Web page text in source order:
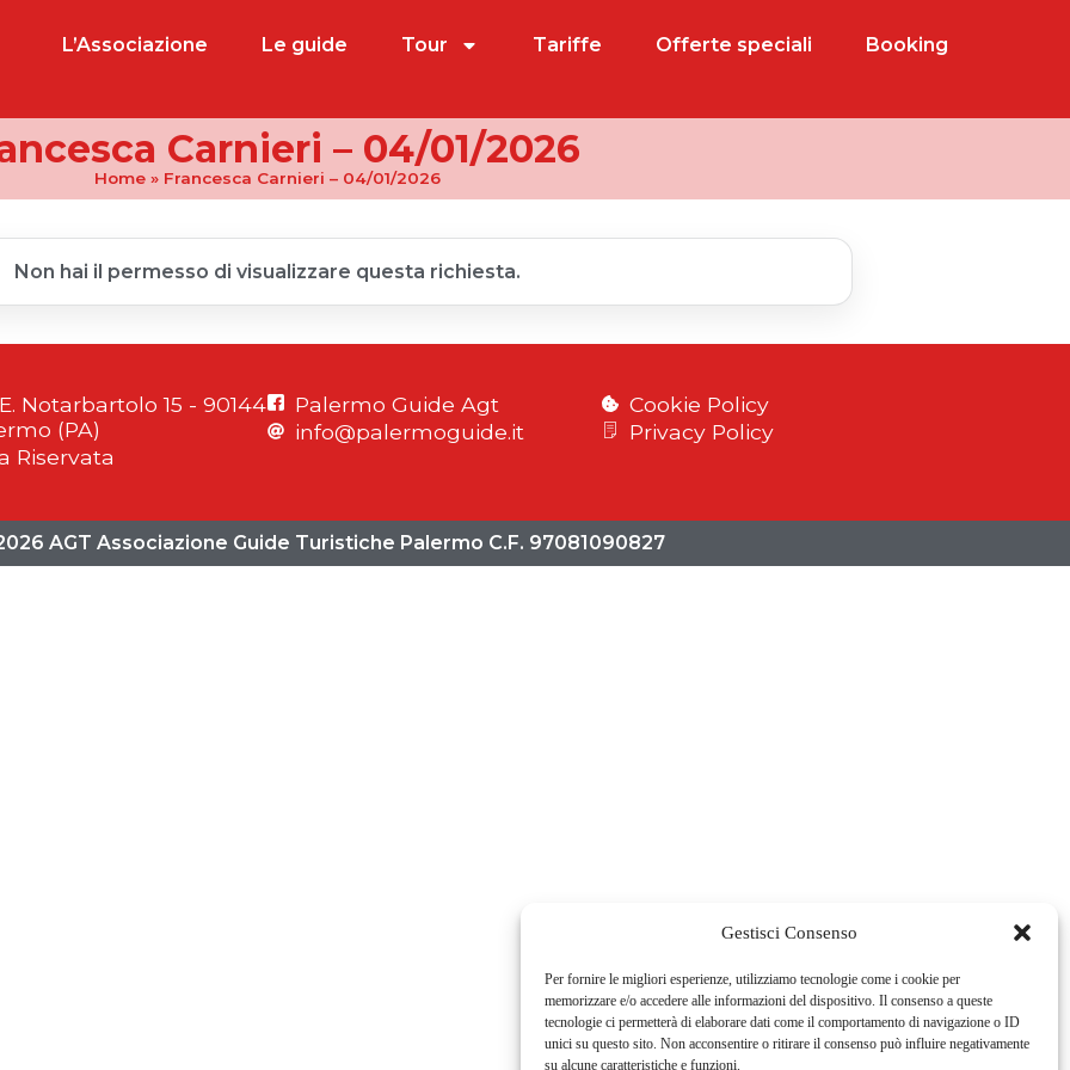
Gestisci Consenso
Per fornire le migliori esperienze, utilizziamo tecnologie come i cookie per
memorizzare e/o accedere alle informazioni del dispositivo. Il consenso a queste
tecnologie ci permetterà di elaborare dati come il comportamento di navigazione o ID
unici su questo sito. Non acconsentire o ritirare il consenso può influire negativamente
su alcune caratteristiche e funzioni.
L’Associazione Le guide Tour Tariffe Offerte speciali Booking
Carnieri – 04/01/2026
Home » Francesca Carnieri – 04/01/2026
Non hai il permesso di visualizzare questa richiesta.
Notarbartolo 15 - 90144
(PA)
Riservata
Palermo Guide Agt
info@palermoguide.it
Cookie Policy
Privacy Policy
AGT Associazione Guide Turistiche Palermo C.F. 97081090827